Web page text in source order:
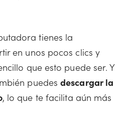
tienes la
en unos pocos clics y
que esto puede ser. Y
puedesdescargar la
, lo que te facilita aún más